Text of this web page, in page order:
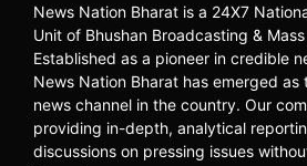
News Nation Bharat is a 24X7
Unit of Bhushan Broadcasting &
Established as a pioneer in credible
News Nation Bharat has emerged
news channel in the country. Our
providing in-depth, analytical
discussions on pressing issues